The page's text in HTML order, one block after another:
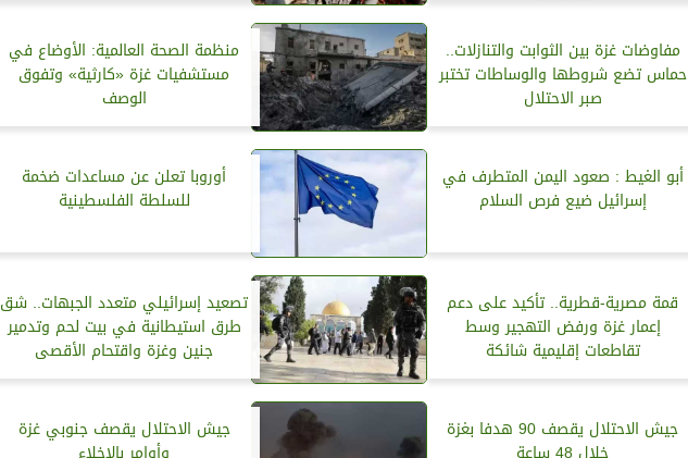
مفاوضات غزة بين الثوابت والتنازلات..
حماس تضع شروطها والوساطات تختبر
صبر الاحتلال
منظمة الصحة العالمية: الأوضاع في
مستشفيات غزة «كارثية» وتفوق
الوصف
أبو الغيط : صعود اليمن المتطرف في
إسرائيل ضيع فرص السلام
أوروبا تعلن عن مساعدات ضخمة
للسلطة الفلسطينية
قمة مصرية-قطرية.. تأكيد على دعم
إعمار غزة ورفض التهجير وسط
تقاطعات إقليمية شائكة
تصعيد إسرائيلي متعدد الجبهات.. شق
طرق استيطانية في بيت لحم وتدمير
جنين وغزة واقتحام الأقصى
جيش الاحتلال يقصف 90 هدفا بغزة
جيش الاحتلال يقصف جنوبي غزة